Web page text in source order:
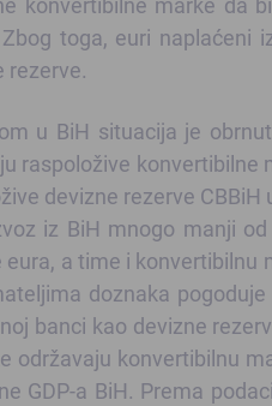
toga, euri naplaćeni
rezerve.
u BiH situacija je
raspoložive konvertibilne
devizne rezerve
iz BiH mnogo manji
eura, a time i konvertibilnu
doznaka
banci kao devizne
održavaju konvertibilnu
GDP-a BiH. Prema